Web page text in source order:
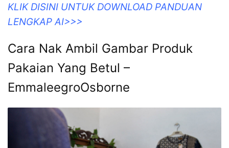
KLIK DISINI UNTUK DOWNLOAD PANDUAN
LENGKAP AI>>>
Cara Nak Ambil Gambar Produk
Pakaian Yang Betul –
EmmaleegroOsborne